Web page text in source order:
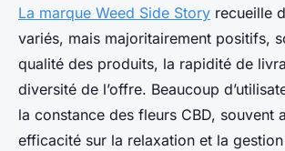
La marque Weed Side Story recueille
variés, mais majoritairement positifs,
qualité des produits, la rapidité de
diversité de l’offre. Beaucoup
la constance des fleurs CBD, souvent
efficacité sur la relaxation et la